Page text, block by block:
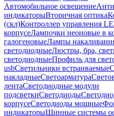
Автомобильное освещение
индикаторыВторичная оптика
(скл)Контроллер управления
корпусеЛампочки неоновые в
галогеновыеЛампы
светодиодныеЛюстры, бра,
светодиодныеПрофиль для
usbСветильники встраиваемые
накладныеСветоарматура
лентаСветодиодные модули
подсветкиСветодиоды
корпусеСветодиоды мощные
индикаторыШинные системы